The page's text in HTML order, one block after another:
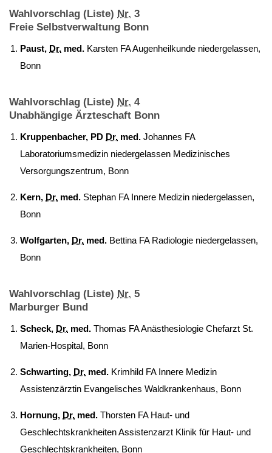
Wahlvorschlag (Liste) Nr. 3
Freie Selbstverwaltung Bonn
Paust, Dr. med. Karsten FA Augenheilkunde niedergelassen,
Bonn
Wahlvorschlag (Liste) Nr. 4
Unabhängige Ärzteschaft Bonn
Kruppenbacher, PD Dr. med. Johannes FA
Laboratoriumsmedizin niedergelassen Medizinisches
Versorgungszentrum, Bonn
Kern, Dr. med. Stephan FA Innere Medizin niedergelassen,
Bonn
Wolfgarten, Dr. med. Bettina FA Radiologie niedergelassen,
Bonn
Wahlvorschlag (Liste) Nr. 5
Marburger Bund
Scheck, Dr. med. Thomas FA Anästhesiologie Chefarzt St.
Marien-Hospital, Bonn
Schwarting, Dr. med. Krimhild FA Innere Medizin
Assistenzärztin Evangelisches Waldkrankenhaus, Bonn
Hornung, Dr. med. Thorsten FA Haut- und
Geschlechtskrankheiten Assistenzarzt Klinik für Haut- und
Geschlechtskrankheiten, Bonn